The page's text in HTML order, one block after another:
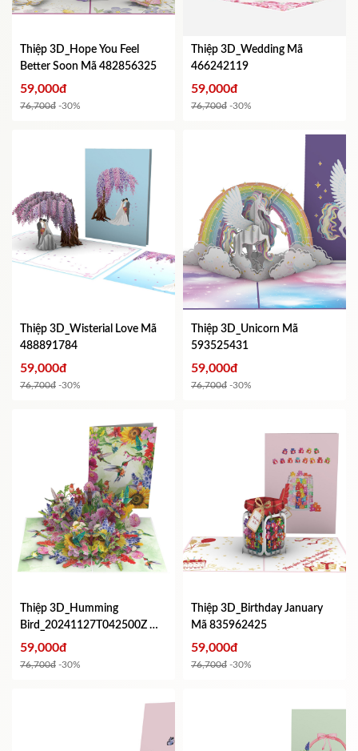
Thiệp 3D_Hope You Feel
Better Soon Mã 482856325
59,000đ
76,700đ -30%
Thiệp 3D_Wedding Mã
466242119
59,000đ
76,700đ -30%
Thiệp 3D_Wisterial Love Mã
488891784
59,000đ
76,700đ -30%
Thiệp 3D_Unicorn Mã
593525431
59,000đ
76,700đ -30%
Thiệp 3D_Humming
Bird_20241127T042500Z Mã
173964458
59,000đ
76,700đ -30%
Thiệp 3D_Birthday January
Mã 835962425
59,000đ
76,700đ -30%